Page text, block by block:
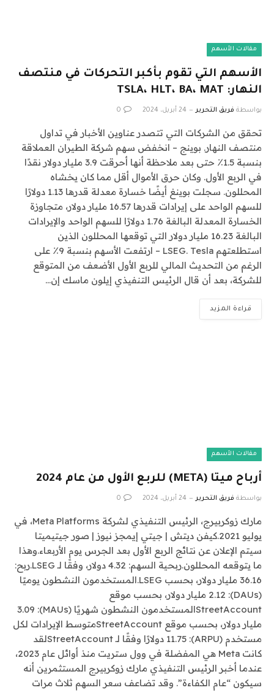
مقالات الأسهم
الأسهم التي تقوم بأكبر التحركات في منتصف
النهار: TSLA، HLT، BA، MAT
بواسطة فريق التحرير 24 أبريل، 2024 0
تحقق من الشركات التي تتصدر عناوين الأخبار في تداول
منتصف النهار. بوينج – انخفض سهم شركة الطيران العملاقة
بنسبة 1.5٪ حتى بعد ملاحظة أنها أحرقت 3.9 مليار دولار نقدًا
في الربع الأول. وكان حرق الأموال أقل مما كان يخشاه
المحللون. سجلت بوينغ أيضًا خسارة معدلة قدرها 1.13 دولارًا
للسهم الواحد على إيرادات قدرها 16.57 مليار دولار، متجاوزة
الخسارة المعدلة البالغة 1.76 دولارًا للسهم الواحد والإيرادات
البالغة 16.23 مليار دولار التي توقعها المحللون الذين
استطلعتهم LSEG. Tesla – ارتفعت الأسهم بنسبة 9٪ على
الرغم من التحديث المالي للربع الأول الأضعف من المتوقع
للشركة، بعد أن قال الرئيس التنفيذي إيلون ماسك إن…
قراءة المزيد
مقالات الأسهم
أرباح ميتا (META) للربع الأول من عام 2024
بواسطة فريق التحرير 24 أبريل، 2024 0
مارك زوكربيرج، الرئيس التنفيذي لشركة Meta Platforms، في
يوليو 2021.كيفن ديتش | جيتي إيمجز نيوز | صور جيتيميتا
سيتم الإعلان عن نتائج الربع الأول بعد الجرس يوم الأربعاء.وهذا
ما يتوقعه المحللون.ربحية السهم: 4.32 دولار، وفقًا لـ LSEG.ربح:
36.16 مليار دولار، بحسب LSEG.المستخدمون النشطون يوميًا
(DAUs): 2.12 مليار دولار، بحسب موقع
StreetAccountالمستخدمون النشطون شهريًا (MAUs): 3.09
مليار دولار، بحسب موقع StreetAccountمتوسط ​​الإيرادات لكل
مستخدم (ARPU): 11.75 دولارًا وفقًا لـ StreetAccountلقد
كانت Meta هي المفضلة في وول ستريت منذ أوائل عام 2023،
عندما أخبر الرئيس التنفيذي مارك زوكربيرج المستثمرين أنه
سيكون “عام الكفاءة”. وقد تضاعف سعر السهم ثلاث مرات